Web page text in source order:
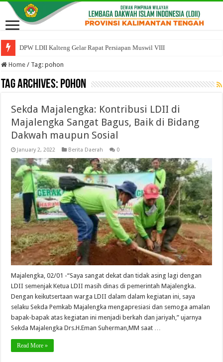
DPW LDII Kalteng Gelar Rapat Persiapan Muswil VIII
Home / Tag:pohon
Tag Archives: pohon
Sekda Majalengka: Kontribusi LDII di
Majalengka Sangat Bagus, Baik di Bidang
Dakwah maupun Sosial
January 2, 2022 Berita Daerah 0
Majalengka, 02/01 -“Saya sangat dekat dan tidak asing lagi dengan
LDII semenjak Ketua LDII masih dinas di pemerintah Majalengka.
Dengan keikutsertaan warga LDII dalam dalam kegiatan ini, saya
selaku Sekda Pemkab Majalengka mengapresiasi dan semoga amalan
bapak-bapak atas kegiatan ini menjadi berkah dan jariyah,” ujarnya
Sekda Majalengka Drs.H.Eman Suherman,MM saat …
Read More »